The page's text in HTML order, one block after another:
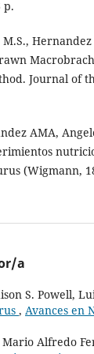
p.
Journal of
AMA,
(Wigmann,
a
S. Powell,
, Avances en
Alfredo